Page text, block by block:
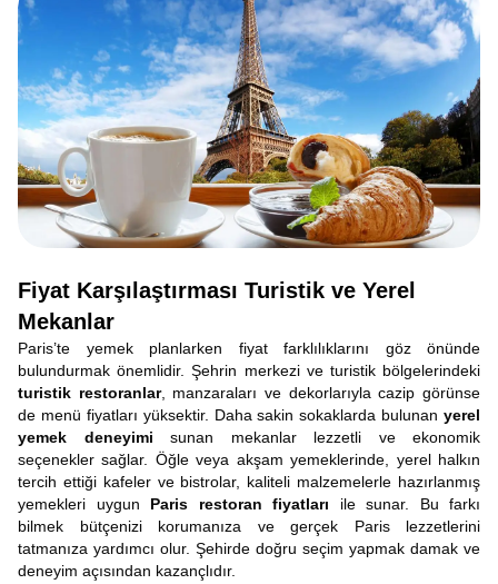
Fiyat Karşılaştırması Turistik ve Yerel
Mekanlar
Paris’te yemek planlarken fiyat farklılıklarını göz önünde
bulundurmak önemlidir. Şehrin merkezi ve turistik bölgelerindeki
turistik restoranlar, manzaraları ve dekorlarıyla cazip görünse
de menü fiyatları yüksektir. Daha sakin sokaklarda bulunan yerel
yemek deneyimi sunan mekanlar lezzetli ve ekonomik
seçenekler sağlar. Öğle veya akşam yemeklerinde, yerel halkın
tercih ettiği kafeler ve bistrolar, kaliteli malzemelerle hazırlanmış
yemekleri uygun Paris restoran fiyatları ile sunar. Bu farkı
bilmek bütçenizi korumanıza ve gerçek Paris lezzetlerini
tatmanıza yardımcı olur. Şehirde doğru seçim yapmak damak ve
deneyim açısından kazançlıdır.